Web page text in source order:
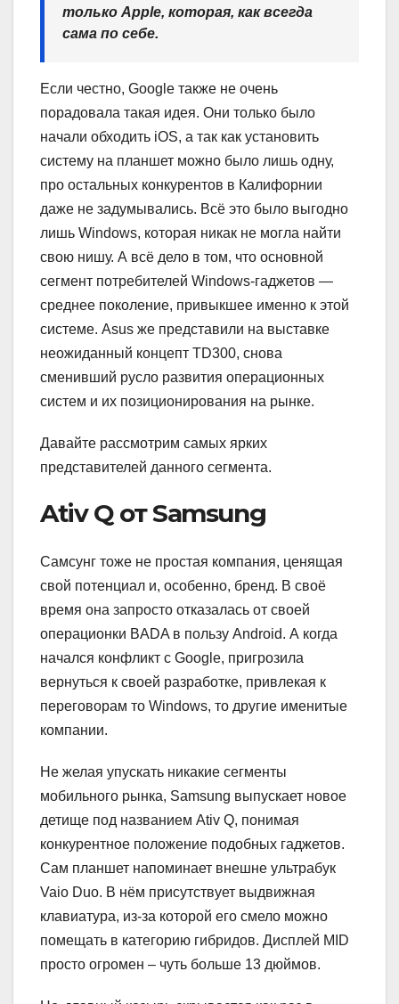
только Apple, которая, как всегда
сама по себе.
Если честно, Google также не очень
порадовала такая идея. Они только было
начали обходить iOS, а так как установить
систему на планшет можно было лишь одну,
про остальных конкурентов в Калифорнии
даже не задумывались. Всё это было выгодно
лишь Windows, которая никак не могла найти
свою нишу. А всё дело в том, что основной
сегмент потребителей Windows-гаджетов —
среднее поколение, привыкшее именно к этой
системе. Asus же представили на выставке
неожиданный концепт TD300, снова
сменивший русло развития операционных
систем и их позиционирования на рынке.
Давайте рассмотрим самых ярких
представителей данного сегмента.
Ativ Q от Samsung
Самсунг тоже не простая компания, ценящая
свой потенциал и, особенно, бренд. В своё
время она запросто отказалась от своей
операционки BADA в пользу Android. А когда
начался конфликт с Google, пригрозила
вернуться к своей разработке, привлекая к
переговорам то Windows, то другие именитые
компании.
Не желая упускать никакие сегменты
мобильного рынка, Samsung выпускает новое
детище под названием Ativ Q, понимая
конкурентное положение подобных гаджетов.
Сам планшет напоминает внешне ультрабук
Vaio Duo. В нём присутствует выдвижная
клавиатура, из-за которой его смело можно
помещать в категорию гибридов. Дисплей MID
просто огромен – чуть больше 13 дюймов.